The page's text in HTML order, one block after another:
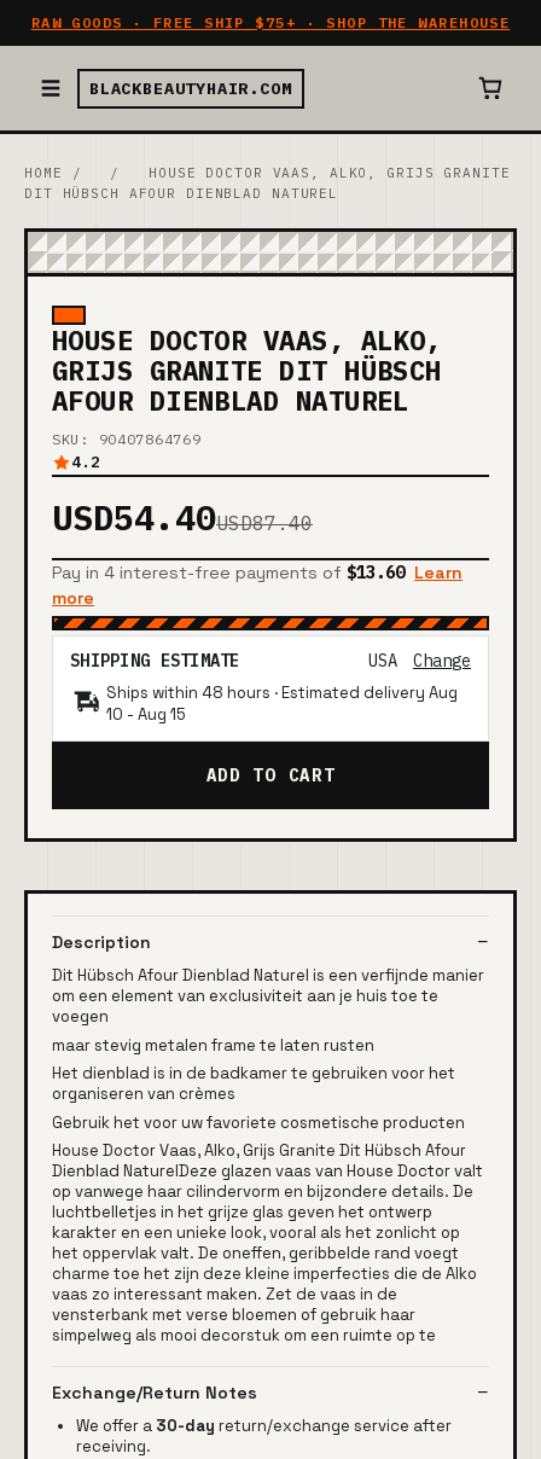
RAW GOODS · FREE SHIP $75+ · SHOP THE WAREHOUSE
BLACKBEAUTYHAIR.COM
HOME / /
HOUSE DOCTOR VAAS, ALKO, GRIJS GRANITE
DIT HÜBSCH AFOUR DIENBLAD NATUREL
HOUSE DOCTOR VAAS, ALKO,
GRIJS GRANITE DIT HÜBSCH
AFOUR DIENBLAD NATUREL
SKU: 90407864769
4.2
USD54.40USD87.40
Pay in 4 interest-free payments of $13.60 Learn
more
SHIPPING ESTIMATE USA Change
Ships within 48 hours · Estimated delivery Aug
10 - Aug 15
ADD TO CART
Description
Dit Hübsch Afour Dienblad Naturel is een verfijnde manier
om een ​​element van exclusiviteit aan je huis toe te
voegen
maar stevig metalen frame te laten rusten
Het dienblad is in de badkamer te gebruiken voor het
organiseren van crèmes
Gebruik het voor uw favoriete cosmetische producten
House Doctor Vaas, Alko, Grijs Granite Dit Hübsch Afour
Dienblad NaturelDeze glazen vaas van House Doctor valt
op vanwege haar cilindervorm en bijzondere details. De
luchtbelletjes in het grijze glas geven het ontwerp
karakter en een unieke look, vooral als het zonlicht op
het oppervlak valt. De oneffen, geribbelde rand voegt
charme toe het zijn deze kleine imperfecties die de Alko
vaas zo interessant maken. Zet de vaas in de
vensterbank met verse bloemen of gebruik haar
simpelweg als mooi decorstuk om een ruimte op te
Exchange/Return Notes
We offer a 30-day return/exchange service after
receiving.